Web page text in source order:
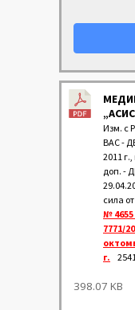
Изм. с
ВАС -
2011
доп. -
сила
№
7771/
г.
398.07 KB